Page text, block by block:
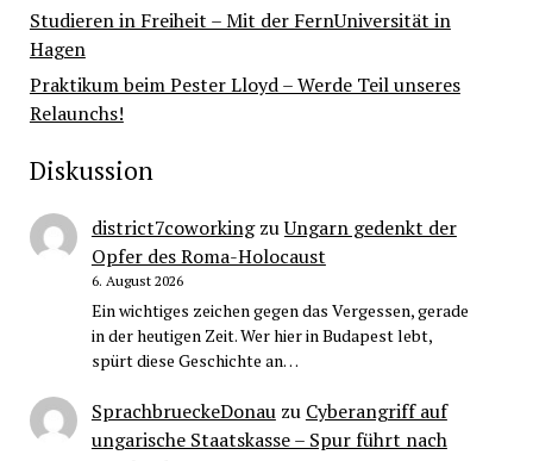
Studieren in Freiheit – Mit der FernUniversität in
Hagen
Praktikum beim Pester Lloyd – Werde Teil unseres
Relaunchs!
Diskussion
district7coworkingzuUngarn gedenkt der
Opfer des Roma-Holocaust
6. August 2026
Ein wichtiges zeichen gegen das Vergessen, gerade
in der heutigen Zeit. Wer hier in Budapest lebt,
spürt diese Geschichte an…
SprachbrueckeDonauzu Cyberangriff auf
ungarische Staatskasse – Spur führt nach